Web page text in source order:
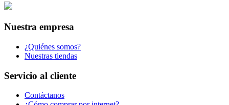
Nuestra empresa
¿Quiénes somos?
Nuestras tiendas
Servicio al cliente
Contáctanos